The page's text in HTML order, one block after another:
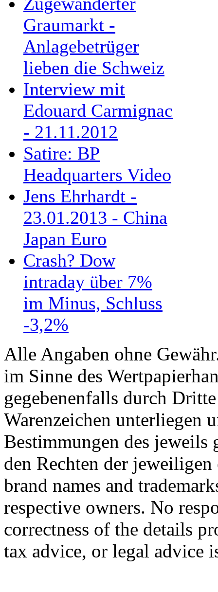
Graumarkt -
Anlagebetrüger
lieben die Schweiz
Interview mit
Edouard Carmignac
- 21.11.2012
Satire: BP
Headquarters Video
Jens Ehrhardt -
23.01.2013 - China
Japan Euro
Crash? Dow
intraday über 7%
im Minus, Schluss
-3,2%
Alle Angaben ohne
im Sinne des
gegebenenfalls durch
Warenzeichen unterliegen
Bestimmungen des jeweils
den Rechten der
brand names and
respective owners. No
correctness of the details
tax advice, or legal advice